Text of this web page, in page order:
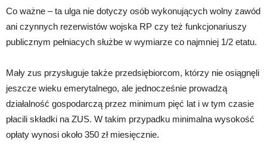
Co ważne – ta ulga nie dotyczy osób wykonujących wolny zawód
ani czynnych rezerwistów wojska RP czy też funkcjonariuszy
publicznym pełniacych służbe w wymiarze co najmniej 1/2 etatu.
Mały zus przysługuje także przedsiębiorcom, którzy nie osiągnęli
jeszcze wieku emerytalnego, ale jednocześnie prowadzą
działalność gospodarczą przez minimum pięć lat i w tym czasie
płacili składki na ZUS. W takim przypadku minimalna wysokość
opłaty wynosi około 350 zł miesięcznie.